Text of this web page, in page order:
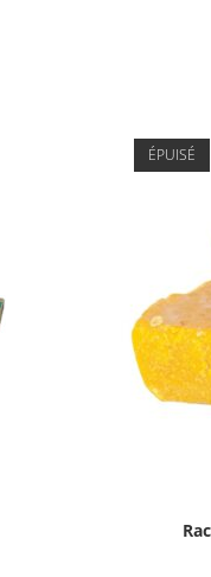
ÉPUISÉ